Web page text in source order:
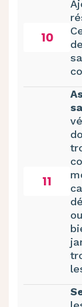
10
11